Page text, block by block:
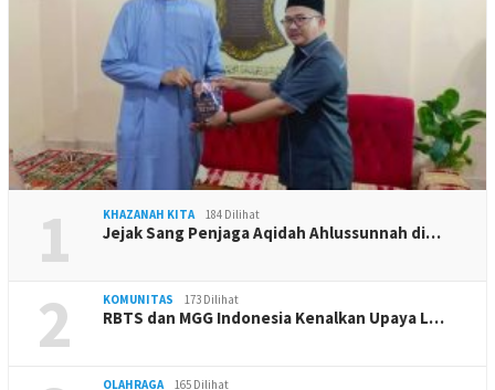
1 KHAZANAH KITA 184 Dilihat
Jejak Sang Penjaga Aqidah Ahlussunnah di…
2 KOMUNITAS 173 Dilihat
RBTS dan MGG Indonesia Kenalkan Upaya L…
OLAHRAGA 165 Dilihat